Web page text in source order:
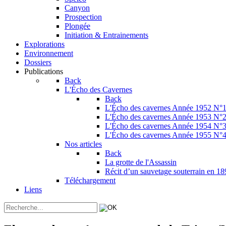
Canyon
Prospection
Plongée
Initiation & Entrainements
Explorations
Environnement
Dossiers
Publications
Back
L'Écho des Cavernes
Back
L'Écho des cavernes Année 1952 N°1
L'Écho des cavernes Année 1953 N°2
L'Écho des cavernes Année 1954 N°3
L'Écho des cavernes Année 1955 N°4
Nos articles
Back
La grotte de l'Assassin
Récit d’un sauvetage souterrain en
Téléchargement
Liens